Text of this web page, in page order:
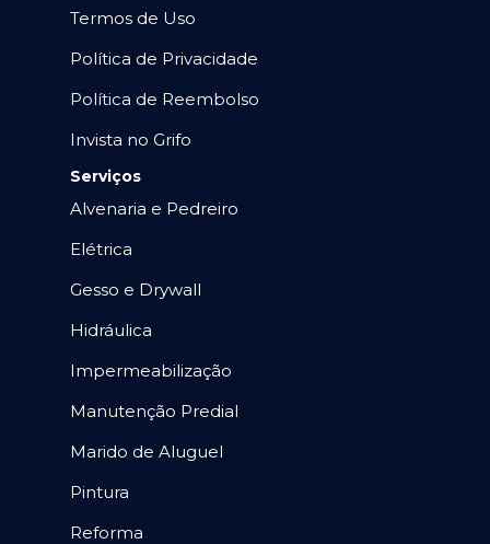
Termos de Uso
Política de Privacidade
Política de Reembolso
Invista no Grifo
Serviços
Alvenaria e Pedreiro
Elétrica
Gesso e Drywall
Hidráulica
Impermeabilização
Manutenção Predial
Marido de Aluguel
Pintura
Reforma